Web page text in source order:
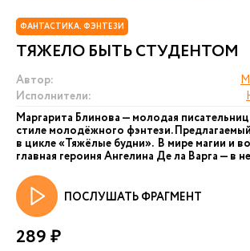
ФАНТАСТИКА. ФЭНТЕЗИ
ТЯЖЕЛО БЫТЬ СТУДЕНТОМ
Автор:
Исполнители:
Маргарита Блинова — молодая
стиле молодёжного фэнтези.
в цикле «Тяжёлые будни». В мире магии и
главная героиня Ангелина Де ла Варга — в
ПОСЛУШАТЬ ФРАГМЕНТ
289 ₽